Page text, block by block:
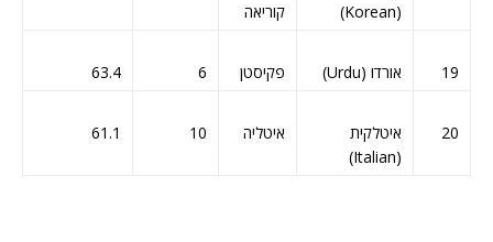
(Korean)
קוריאה
19 אורדו (Urdu) פקיסטן 6
63.4
20
איטלקית
(Italian)
איטליה 10
61.1